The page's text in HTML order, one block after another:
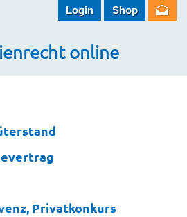
online
Login Shop
Privatkonkurs